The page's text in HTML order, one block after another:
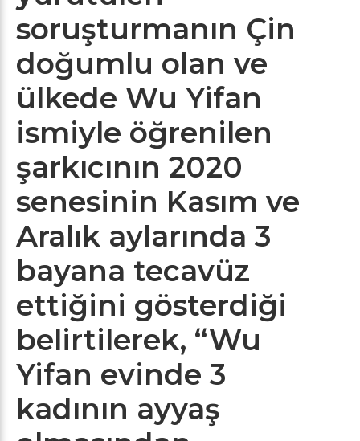
soruşturmanın Çin
doğumlu olan ve
ülkede Wu Yifan
ismiyle öğrenilen
şarkıcının 2020
senesinin Kasım ve
Aralık aylarında 3
bayana tecavüz
ettiğini gösterdiği
belirtilerek, “Wu
Yifan evinde 3
kadının ayyaş